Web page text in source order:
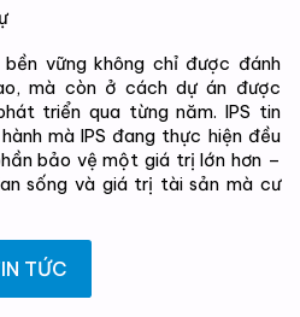
vững không chỉ được đánh
mà còn ở cách dự án được
triển qua từng năm. IPS tin
mà IPS đang thực hiện đều
bảo vệ một giá trị lớn hơn –
sống và giá trị tài sản mà cư
TỨC